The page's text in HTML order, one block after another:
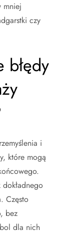
mniej
czy
błędy
i
które mogą
dokładnego
Często
bez
dla nich